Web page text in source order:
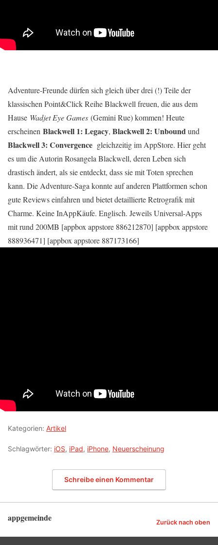
Adventure-Freunde dürfen sich gleich über drei (!) Teile der
klassischen Point&Click Reihe Blackwell freuen, die aus dem
Hause Wadjet Eye Games (Gemini Rue) kommen! Heute
erscheinen Blackwell 1: Legacy, Blackwell 2: Unboundund
Blackwell 3: Convergence gleichzeitig im AppStore. Hier geht
es um die Autorin Rosangela Blackwell, deren Leben sich
drastisch ändert, als sie entdeckt, dass sie mit Toten sprechen
kann. Die Adventure-Saga konnte auf anderen Plattformen schon
gute Reviews einfahren und bietet detaillierte Retrografik mit
Charme. Keine InAppKäufe. Englisch. Jeweils Universal-Apps
mit rund 200MB [appbox appstore 886212870] [appbox appstore
888936471] [appbox appstore 887173166]
Kategorien: Artikel
Schlagwörter: iOS, iPad, iPhone, Neuerscheinung
Schreibe einen Kommentar
appgemeinde Zurück nach oben